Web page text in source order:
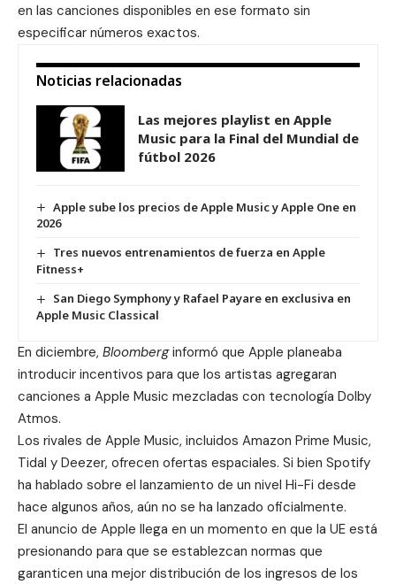
en las canciones disponibles en ese formato sin
especificar números exactos.
Noticias relacionadas
Las mejores playlist en Apple
Music para la Final del Mundial de
fútbol 2026
Apple sube los precios de Apple Music y Apple One en
2026
Tres nuevos entrenamientos de fuerza en Apple
Fitness+
San Diego Symphony y Rafael Payare en exclusiva en
Apple Music Classical
En diciembre, Bloomberginformó que Apple planeaba
introducir incentivos para que los artistas agregaran
canciones a Apple Music mezcladas con tecnología Dolby
Atmos.
Los rivales de Apple Music, incluidos Amazon Prime Music,
Tidal y Deezer, ofrecen ofertas espaciales. Si bien Spotify
ha hablado sobre el lanzamiento de un nivel Hi-Fi desde
hace algunos años, aún no se ha lanzado oficialmente.
El anuncio de Apple llega en un momento en que la UE está
presionando para que se establezcan normas que
garanticen una mejor distribución de los ingresos de los